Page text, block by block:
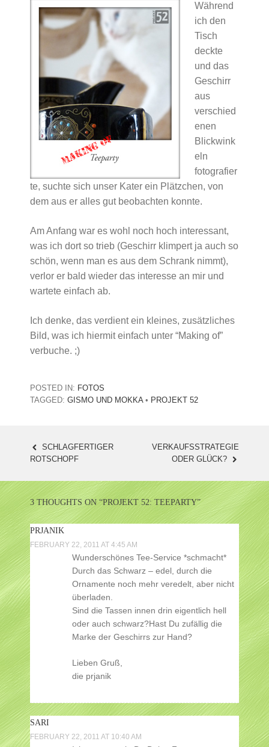
Während
ich den
Tisch
deckte
und das
Geschirr
aus
verschied
enen
Blickwink
eln
fotografier
te, suchte sich unser Kater ein Plätzchen, von
dem aus er alles gut beobachten konnte.
Am Anfang war es wohl noch hoch interessant,
was ich dort so trieb (Geschirr klimpert ja auch so
schön, wenn man es aus dem Schrank nimmt),
verlor er bald wieder das interesse an mir und
wartete einfach ab.
Ich denke, das verdient ein kleines, zusätzliches
Bild, was ich hiermit einfach unter “Making of”
verbuche. ;)
POSTED IN: FOTOS
TAGGED: GISMO UND MOKKA• PROJEKT 52
POST
NAVIGATION
SCHLAGFERTIGER
ROTSCHOPF
VERKAUFSSTRATEGIE
ODER GLÜCK?
3 THOUGHTS ON “PROJEKT 52: TEEPARTY”
PRJANIK
FEBRUARY 22, 2011 AT 4:45 AM
Wunderschönes Tee-Service *schmacht*
Durch das Schwarz – edel, durch die
Ornamente noch mehr veredelt, aber nicht
überladen.
Sind die Tassen innen drin eigentlich hell
oder auch schwarz?Hast Du zufällig die
Marke der Geschirrs zur Hand?
Lieben Gruß,
die prjanik
SARI
FEBRUARY 22, 2011 AT 10:40 AM